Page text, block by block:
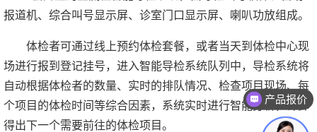
报道机、综合叫号显示屏、诊室门口显示屏、喇叭功放组成。
体检者可通过线上预约体检套餐，或者当天到体检中心现
场进行报到登记挂号，进入智能导检系统队列中，导检系统将
自动根据体检者的数量、实时的排队情况、检查项目现场、每
个项目的体检时间等综合因素，系统实时进行智能分析，计算
得出下一个需要前往的体检项目。
产品报价
有联系方式吗